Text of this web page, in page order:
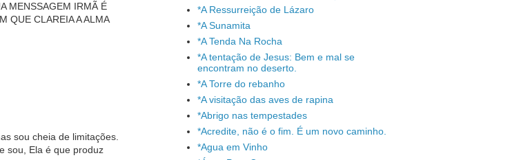
MENSSAGEM IRMÃ É
QUE CLAREIA A ALMA
sou cheia de limitações.
sou, Ela é que produz
*A Ressurreição de Lázaro
*A Sunamita
*A Tenda Na Rocha
*A tentação de Jesus: Bem e mal se
encontram no deserto.
*A Torre do rebanho
*A visitação das aves de rapina
*Abrigo nas tempestades
*Acredite, não é o fim. É um novo caminho.
*Agua em Vinho